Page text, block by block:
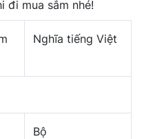
đi mua sắm nhé!
Nghĩa tiếng Việt
Bộ